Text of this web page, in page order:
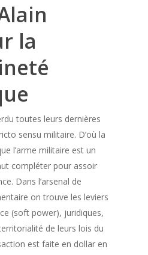
la
toutes leurs dernières
sensu militaire. D’où la
l’arme militaire est un
compléter pour assoir
Dans l’arsenal de
on trouve les leviers
(soft power), juridiques,
de leurs lois du
est faite en dollar en